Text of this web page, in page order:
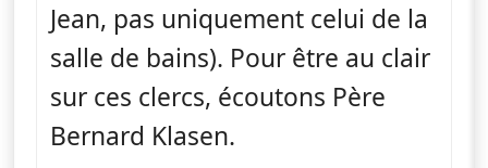
Jean, pas uniquement celui de la
salle de bains). Pour être au clair
sur ces clercs, écoutons Père
Bernard Klasen.